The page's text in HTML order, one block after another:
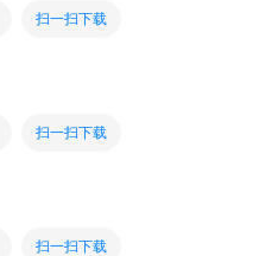
扫一扫下载
扫一扫下载
扫一扫下载